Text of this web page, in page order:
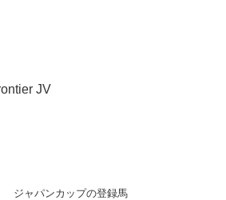
JV
ジャパンカップの登録馬